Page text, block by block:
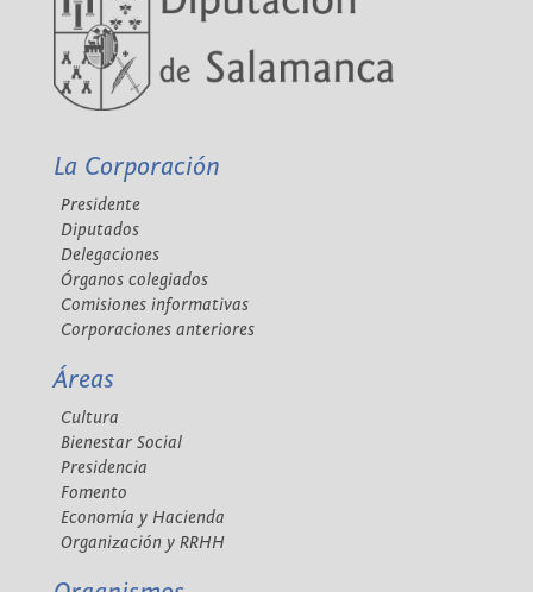
La Corporación
Presidente
Diputados
Delegaciones
Órganos colegiados
Comisiones informativas
Corporaciones anteriores
Áreas
Cultura
Bienestar Social
Presidencia
Fomento
Economía y Hacienda
Organización y RRHH